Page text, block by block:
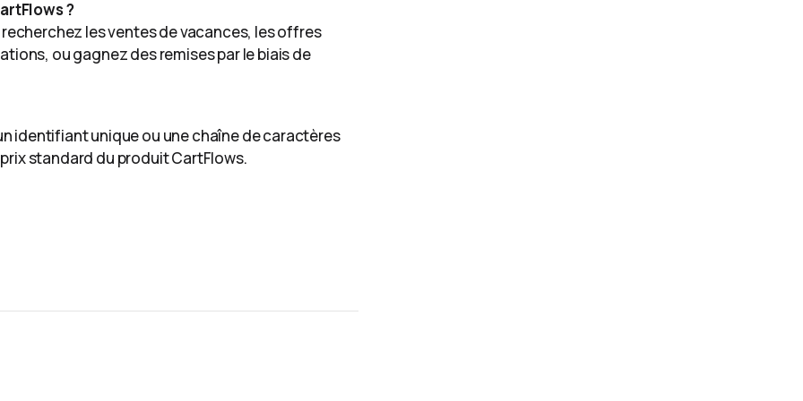
?
les ventes de vacances, les offres
ou gagnez des remises par le biais de
identifiant unique ou une chaîne de caractères
standard du produit CartFlows.